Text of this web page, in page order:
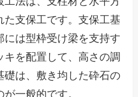
た支保工です。支保工基
は型枠受け梁を支持す
キを配置して、高さの調
礎は、敷き均した砕石の
一般的です。